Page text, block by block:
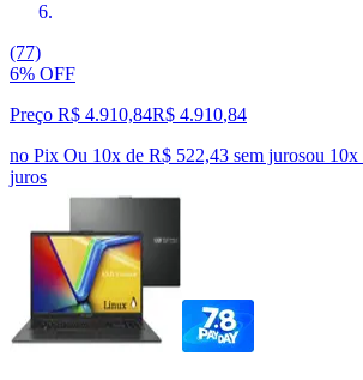
(77)
6% OFF
Preço R$ 4.910,84R$ 4.910,84
no Pix Ou 10x de R$ 522,43 sem jurosou 10x
juros